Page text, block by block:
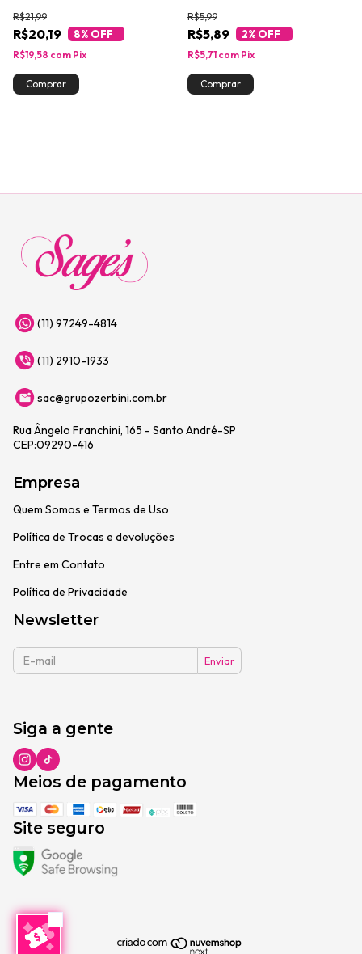
R$20,19
R$21,99
8% OFF
R$19,58 com Pix
R$5,89
R$5,99
2% OFF
R$5,71 com Pix
(11) 97249-4814
(11) 2910-1933
sac@grupozerbini.com.br
Rua Ângelo Franchini, 165 - Santo André-SP
CEP:09290-416
Empresa
Quem Somos e Termos de Uso
Política de Trocas e devoluções
Entre em Contato
Política de Privacidade
Newsletter
Siga a gente
Meios de pagamento
Site seguro